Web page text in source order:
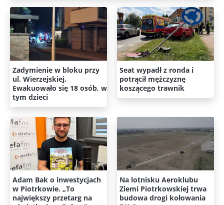
Zadymienie w bloku przy
ul. Wierzejskiej.
Ewakuowało się 18 osób, w
tym dzieci
Seat wypadł z ronda i
potrącił mężczyznę
koszącego trawnik
Adam Bak o inwestycjach
w Piotrkowie. „To
największy przetarg na
Na lotnisku Aeroklubu
Ziemi Piotrkowskiej trwa
budowa drogi kołowania